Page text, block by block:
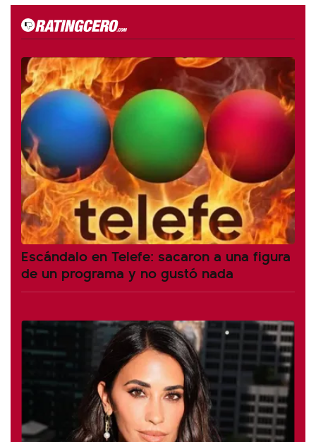
Escándalo en Telefe: sacaron a una figura
de un programa y no gustó nada